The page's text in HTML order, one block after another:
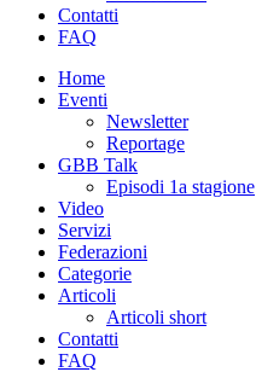
Contatti
FAQ
Home
Eventi
Newsletter
Reportage
GBB Talk
Episodi 1a stagione
Video
Servizi
Federazioni
Categorie
Articoli
Articoli short
Contatti
FAQ